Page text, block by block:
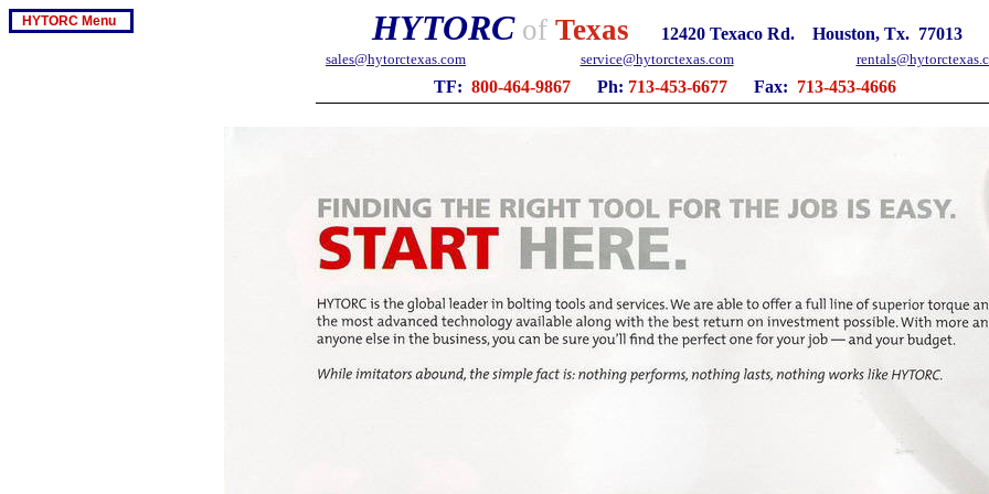
HYTORC Menu
service@hytorctexas.com
sales@hytorctexas.com
TF: 800-464-9867 Ph: 713-453-6677 Fax: 713-453-4666
HYTORC of Texas 12420 Texaco Rd. Houston, Tx. 77013